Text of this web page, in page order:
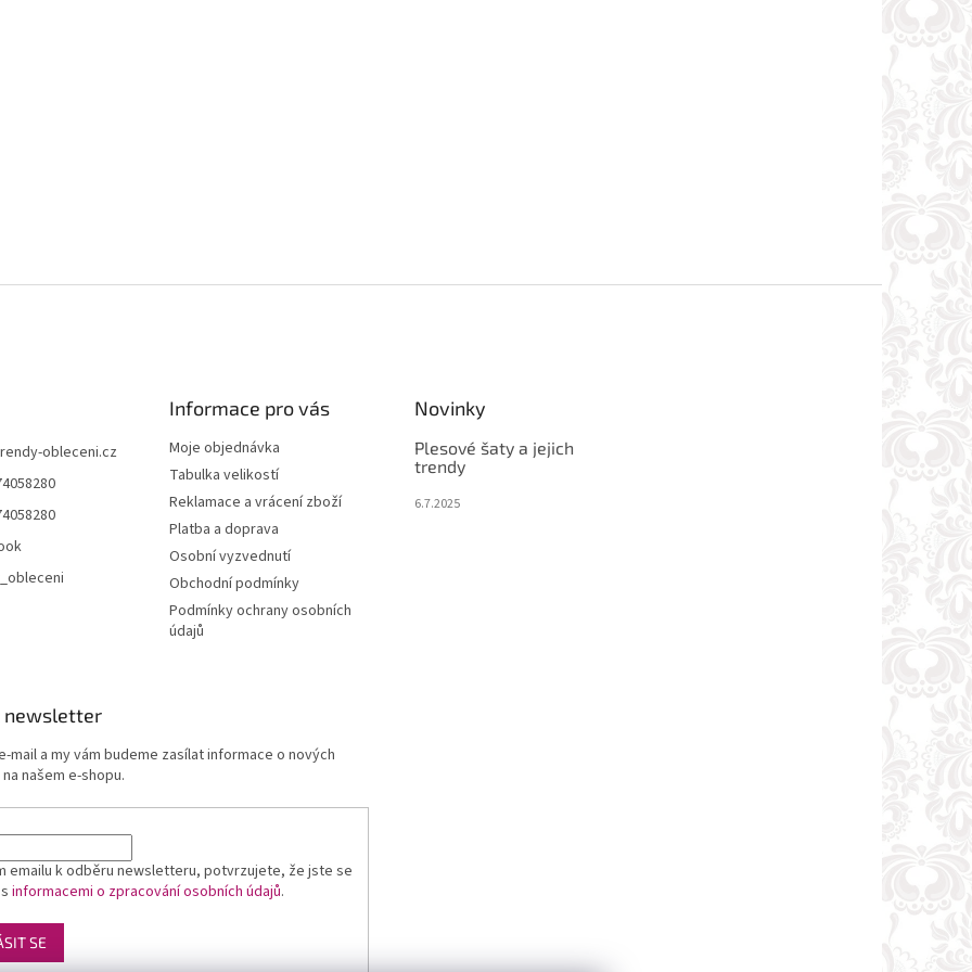
obleceni.cz
Informace pro vás
Moje objednávka
Tabulka velikostí
Reklamace a vrácení zboží
Platba a doprava
Osobní vyzvednutí
Obchodní podmínky
Podmínky ochrany osobních
údajů
Novinky
Plesové šaty a jejich
trendy
6.7.2025
newsletter
mail a my vám budeme zasílat informace o nových
našem e-shopu.
emailu k odběru newsletteru, potvrzujete, že jste se
informacemi o zpracování osobních údajů.
SE